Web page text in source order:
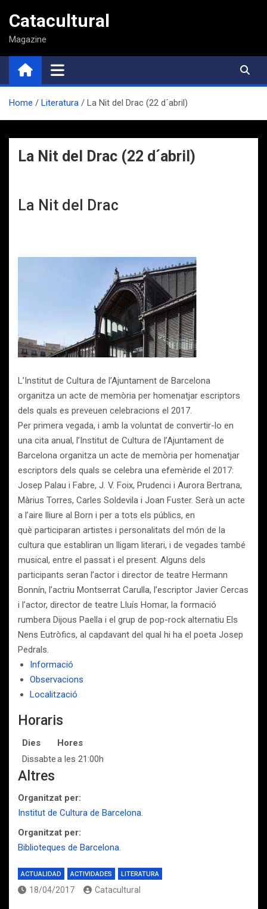
contenido
Catacultural
Magazine
Home Literatura La Nit del Drac (22 d´abril)
La Nit del Drac (22 d´abril)
La Nit del Drac
L’Institut de Cultura de l’Ajuntament de Barcelona
organitza un acte de memòria per homenatjar escriptors
dels quals es preveuen celebracions el 2017.
Per primera vegada, i amb la voluntat de convertir-lo en
una cita anual, l’Institut de Cultura de l’Ajuntament de
Barcelona organitza un acte de memòria per homenatjar
escriptors dels quals se celebra una efemèride el 2017:
Josep Palau i Fabre, J. V. Foix, Prudenci i Aurora Bertrana,
Màrius Torres, Carles Soldevila i Joan Fuster. Serà un acte
a l’aire lliure al Born i per a tots els públics, en
què participaran artistes i personalitats del món de la
cultura que establiran un lligam literari, i de vegades també
musical, entre el passat i el present. Alguns dels
participants seran l’actor i director de teatre Hermann
Bonnín, l’actriu Montserrat Carulla, l’escriptor Javier Cercas
i l’actor, director de teatre Lluís Homar, la formació
rumbera Dijous Paella i el grup de pop-rock alternatiu Els
Nens Eutròfics, al capdavant del qual hi ha el poeta Josep
Pedrals.
Informació
Observacions
Localització
Horaris
Dies
Hores
Dissabtea les 21:00h
Altres
Organitzat per:
Institut de Cultura de Barcelona.
Organitzat per:
Biblioteques de Barcelona.
ACTUALIDAD ACTIVIDADES LITERATURA
18/04/2017 Catacultural